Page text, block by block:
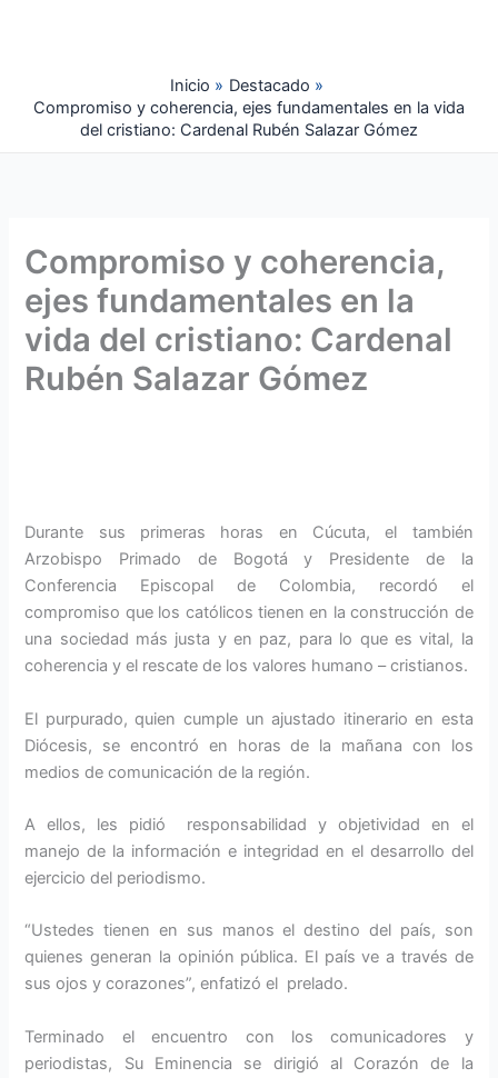
Inicio
Destacado
Compromiso y coherencia, ejes fundamentales en la vida
del cristiano: Cardenal Rubén Salazar Gómez
Compromiso y coherencia,
ejes fundamentales en la
vida del cristiano: Cardenal
Rubén Salazar Gómez
Durante sus primeras horas en Cúcuta, el también
Arzobispo Primado de Bogotá y Presidente de la
Conferencia Episcopal de Colombia, recordó el
compromiso que los católicos tienen en la construcción de
una sociedad más justa y en paz, para lo que es vital, la
coherencia y el rescate de los valores humano – cristianos.
El purpurado, quien cumple un ajustado itinerario en esta
Diócesis, se encontró en horas de la mañana con los
medios de comunicación de la región.
A ellos, les pidió responsabilidad y objetividad en el
manejo de la información e integridad en el desarrollo del
ejercicio del periodismo.
“Ustedes tienen en sus manos el destino del país, son
quienes generan la opinión pública. El país ve a través de
sus ojos y corazones”, enfatizó el prelado.
Terminado el encuentro con los comunicadores y
periodistas, Su Eminencia se dirigió al Corazón de la